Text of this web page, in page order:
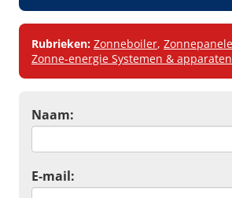
Rubrieken: Zonneboiler,
Zonne-energie Systemen & apparaten
Naam:
E-mail: